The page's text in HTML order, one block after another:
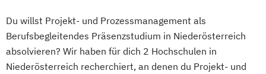
Du willst Projekt- und Prozessmanagement als
Berufsbegleitendes Präsenzstudium in Niederösterreich
absolvieren? Wir haben für dich 2 Hochschulen in
Niederösterreich recherchiert, an denen du Projekt- und